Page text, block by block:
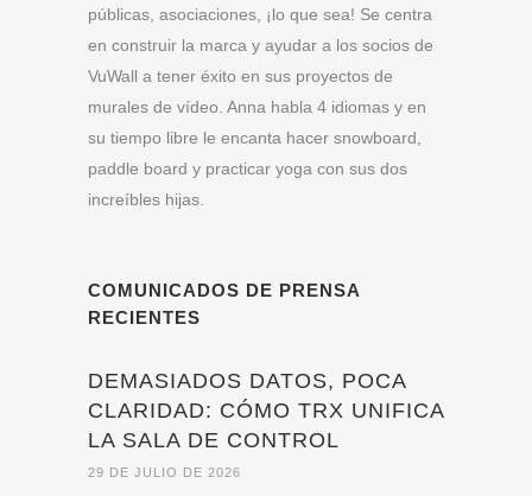
públicas, asociaciones, ¡lo que sea! Se centra
en construir la marca y ayudar a los socios de
VuWall a tener éxito en sus proyectos de
murales de vídeo. Anna habla 4 idiomas y en
su tiempo libre le encanta hacer snowboard,
paddle board y practicar yoga con sus dos
increíbles hijas.
COMUNICADOS DE PRENSA
RECIENTES
DEMASIADOS DATOS, POCA
CLARIDAD: CÓMO TRX UNIFICA
LA SALA DE CONTROL
29 DE JULIO DE 2026